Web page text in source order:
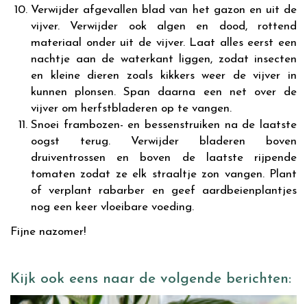
Verwijder afgevallen blad van het gazon en uit de
vijver. Verwijder ook algen en dood, rottend
materiaal onder uit de vijver. Laat alles eerst een
nachtje aan de waterkant liggen, zodat insecten
en kleine dieren zoals kikkers weer de vijver in
kunnen plonsen. Span daarna een net over de
vijver om herfstbladeren op te vangen.
Snoei frambozen- en bessenstruiken na de laatste
oogst terug. Verwijder bladeren boven
druiventrossen en boven de laatste rijpende
tomaten zodat ze elk straaltje zon vangen. Plant
of verplant rabarber en geef aardbeienplantjes
nog een keer vloeibare voeding.
Fijne nazomer!
Kijk ook eens naar de volgende berichten: